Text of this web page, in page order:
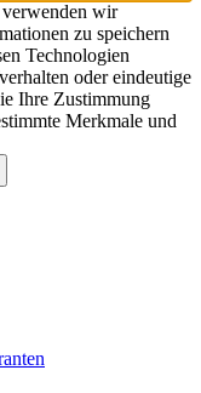
wir
zu speichern
Technologien
oder eindeutige
Ihre Zustimmung
Merkmale und